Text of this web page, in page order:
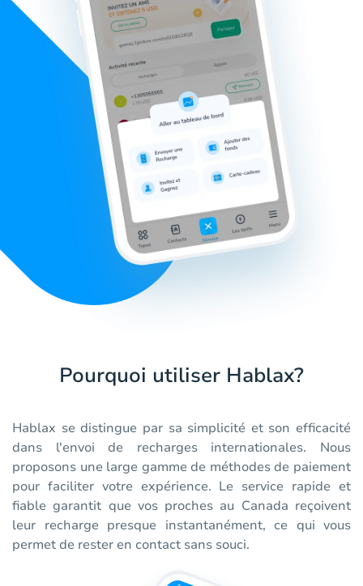
Pourquoi utiliser Hablax?
Hablax se distingue par sa simplicité et son efficacité
dans l'envoi de recharges internationales. Nous
proposons une large gamme de méthodes de paiement
pour faciliter votre expérience. Le service rapide et
fiable garantit que vos proches au Canada reçoivent
leur recharge presque instantanément, ce qui vous
permet de rester en contact sans souci.